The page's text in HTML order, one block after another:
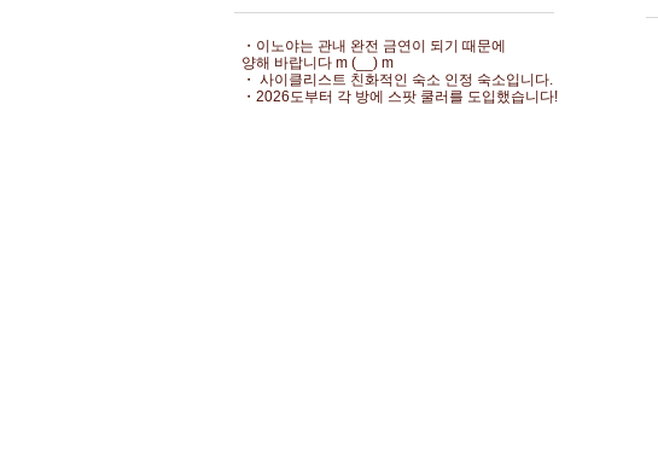
・이노야는 관내 완전 금연이 되기 때문에
양해 바랍니다 m (__) m
・ 사이클리스트 친화적인 숙소 인정 숙소입니다.
・2026도부터 각 방에 스팟 쿨러를 도입했습니다!